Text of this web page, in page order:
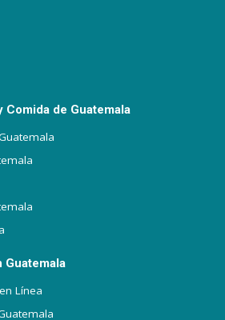
Comida de Guatemala
Guatemala
Línea